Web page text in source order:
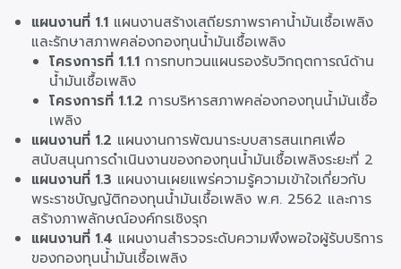
แผนงานที่ 1.1 แผนงานสร้างเสถียรภาพราคาน้ำมันเชื้อเพลิง
และรักษาสภาพคล่องกองทุนน้ำมันเชื้อเพลิง
โครงการที่ 1.1.1 การทบทวนแผนรองรับวิกฤตการณ์ด้าน
น้ำมันเชื้อเพลิง
โครงการที่ 1.1.2 การบริหารสภาพคล่องกองทุนน้ำมันเชื้อ
เพลิง
แผนงานที่ 1.2 แผนงานการพัฒนาระบบสารสนเทศเพื่อ
สนับสนุนการดำเนินงานของกองทุนน้ำมันเชื้อเพลิงระยะที่ 2
แผนงานที่ 1.3 แผนงานเผยแพร่ความรู้ความเข้าใจเกี่ยวกับ
พระราชบัญญัติกองทุนน้ำมันเชื้อเพลิง พ.ศ. 2562 และการ
สร้างภาพลักษณ์องค์กรเชิงรุก
แผนงานที่ 1.4 แผนงานสำรวจระดับความพึงพอใจผู้รับบริการ
ของกองทุนน้ำมันเชื้อเพลิง